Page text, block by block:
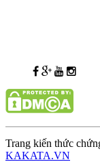
Trang kiến thức
KAKATA.VN